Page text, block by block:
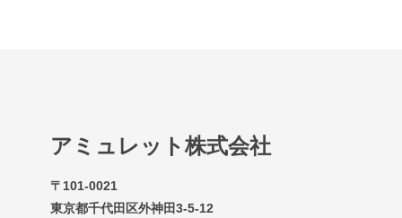
アミュレット株式会社
〒101-0021
東京都千代田区外神田3-5-12